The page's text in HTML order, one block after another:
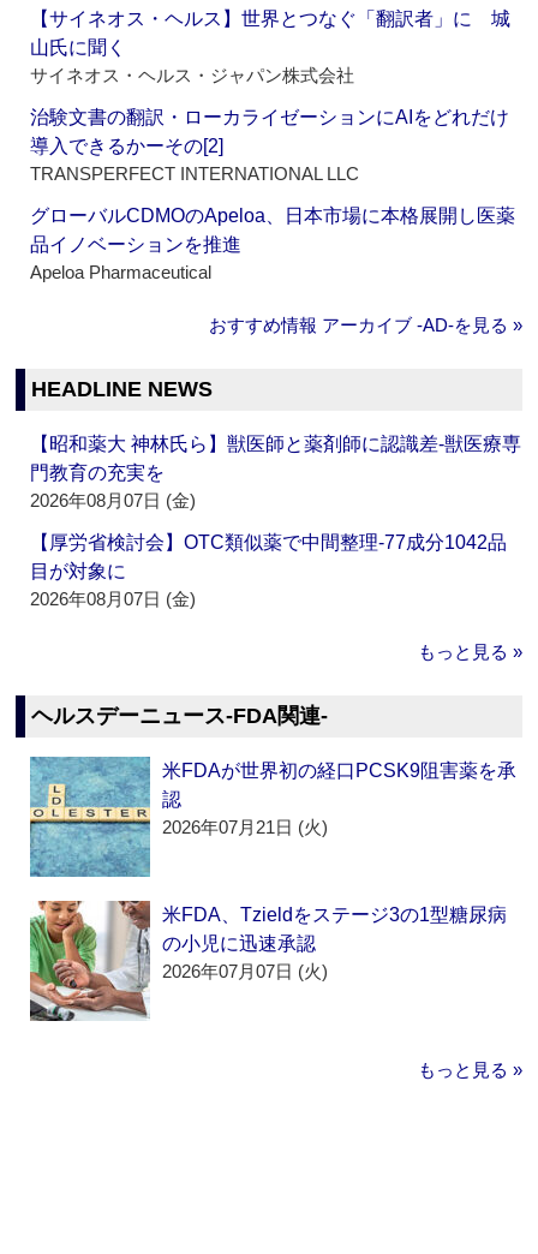
【サイネオス・ヘルス】世界とつなぐ「翻訳者」に 城
山氏に聞く
サイネオス・ヘルス・ジャパン株式会社
治験文書の翻訳・ローカライゼーションにAIをどれだけ
導入できるかーその[2]
TRANSPERFECT INTERNATIONAL LLC
グローバルCDMOのApeloa、日本市場に本格展開し医薬
品イノベーションを推進
Apeloa Pharmaceutical
おすすめ情報 アーカイブ ‐AD‐を見る »
HEADLINE NEWS
【昭和薬大 神林氏ら】獣医師と薬剤師に認識差‐獣医療専
門教育の充実を
2026年08月07日 (金)
【厚労省検討会】OTC類似薬で中間整理‐77成分1042品
目が対象に
2026年08月07日 (金)
もっと見る »
ヘルスデーニュース‐FDA関連‐
米FDAが世界初の経口PCSK9阻害薬を承
認
2026年07月21日 (火)
米FDA、Tzieldをステージ3の1型糖尿病
の小児に迅速承認
2026年07月07日 (火)
もっと見る »